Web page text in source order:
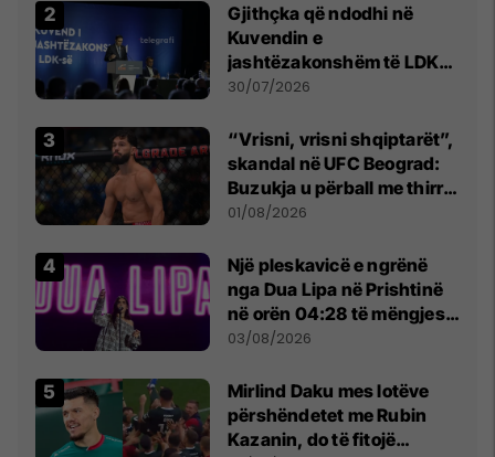
Gjithçka që ndodhi në
Kuvendin e
jashtëzakonshëm të LDK-
së
30/07/2026
“Vrisni, vrisni shqiptarët”,
skandal në UFC Beograd:
Buzukja u përball me thirrje
anti-shqiptare nga
01/08/2026
Një pleskavicë e ngrënë
nga Dua Lipa në Prishtinë
në orën 04:28 të mëngjesit
- dhe bota digjitale serbe
03/08/2026
Mirlind Daku mes lotëve
përshëndetet me Rubin
Kazanin, do të fitojë